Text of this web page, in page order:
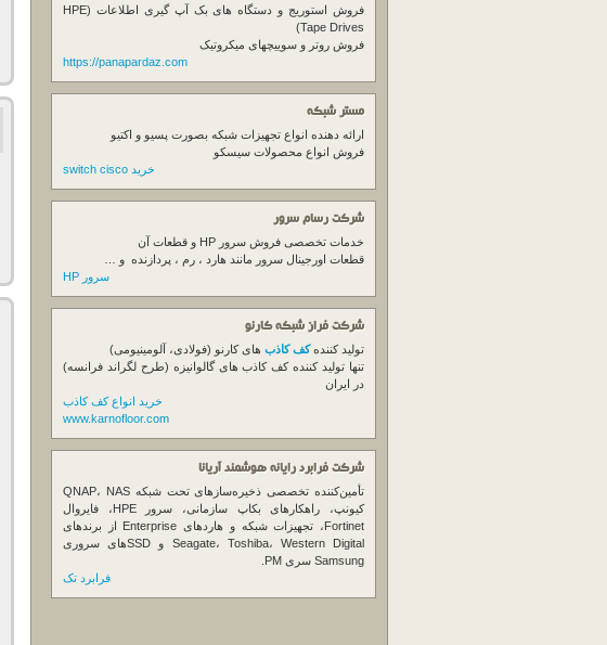
فروش استوریج و دستگاه های بک آپ گیری اطلاعات (HPE
Tape Drives)
فروش روتر و سوییچهای میکروتیک
https://panapardaz.com
مستر شبکه
ارائه دهنده انواع تجهیزات شبکه بصورت پسیو و اکتیو
فروش انواع محصولات سیسکو
خرید switch cisco
شرکت رسام سرور
خدمات تخصصی فروش سرور
قطعات اورجینال سرور مانند هارد ، رم ، پردازنده و …
سرور HP
شرکت فراز شبکه کارنو
تولید کنندهکف کاذب های کارنو (فولادی، آلومینیومی)
تنها تولید کننده کف کاذب های گالوانیزه (طرح لگراند فرانسه)
در ایران
خرید انواع کف کاذب
www.karnofloor.com
شرکت فرابرد رایانه هوشمند آریانا
تأمین‌کننده تخصصی ذخیره‌سازهای تحت شبکه QNAP، NAS
کیونپ، راهکارهای بکاپ سازمانی، سرور HPE، فایروال
Fortinet، تجهیزات شبکه و هاردهای Enterprise از برندهای
Seagate، Toshiba، Western Digital و SSDهای سروری
Samsung سری PM.
فرابرد تک